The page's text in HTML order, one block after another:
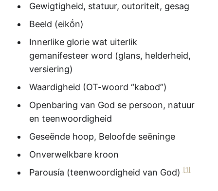
Gewigtigheid, statuur, outoriteit, gesag
Beeld (eikṓn)
Innerlike glorie wat uiterlik
gemanifesteer word (glans, helderheid,
versiering)
Waardigheid (OT-woord “kabod”)
Openbaring van God se persoon, natuur
en teenwoordigheid
Geseënde hoop, Beloofde seëninge
Onverwelkbare kroon
Parousía (teenwoordigheid van God)[1]